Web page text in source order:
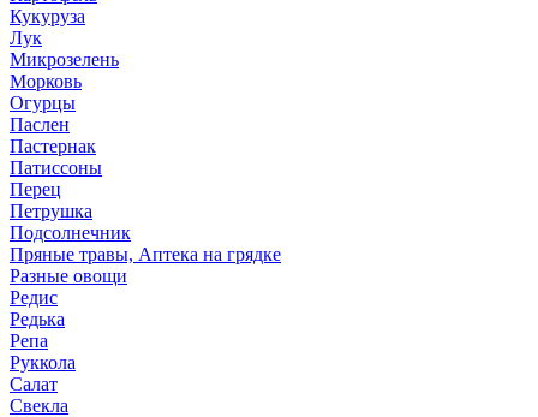
Кукуруза
Лук
Микрозелень
Морковь
Огурцы
Паслен
Пастернак
Патиссоны
Перец
Петрушка
Подсолнечник
Пряные травы, Аптека на грядке
Разные овощи
Редис
Редька
Репа
Руккола
Салат
Свекла